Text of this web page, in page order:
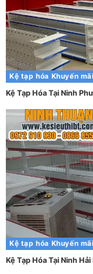
Kệ tạp hóa Khuyến mãi
Kệ Tạp Hóa Tại Ninh
Kệ tạp hóa Khuyến mãi
Kệ Tạp Hóa Tại Ninh